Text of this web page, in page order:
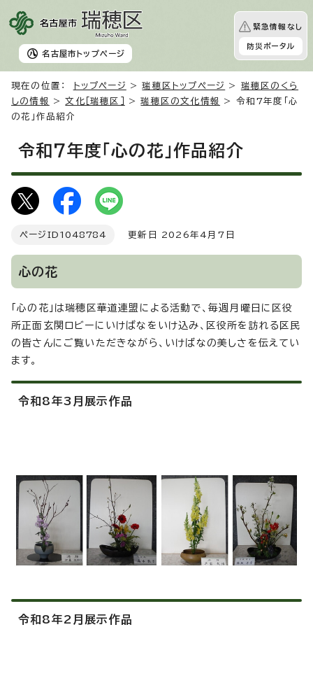
名古屋市 トップページ
緊急情報なし
防災ポータル
現在の位置： トップページ >瑞穂区トップページ > 瑞穂区のくら
しの情報
>文化［瑞穂区］ >瑞穂区の文化情報
> 令和7年度「心
の花」作品紹介
令和7年度「心の花」作品紹介
ページID 1048784 更新日 2026年4月7日
心の花
「心の花」は瑞穂区華道連盟による活動で、毎週月曜日に区役
所正面玄関ロビーにいけばなをいけ込み、区役所を訪れる区民
の皆さんにご覧いただきながら、いけばなの美しさを伝えてい
ます。
令和8年3月展示作品
令和8年2月展示作品